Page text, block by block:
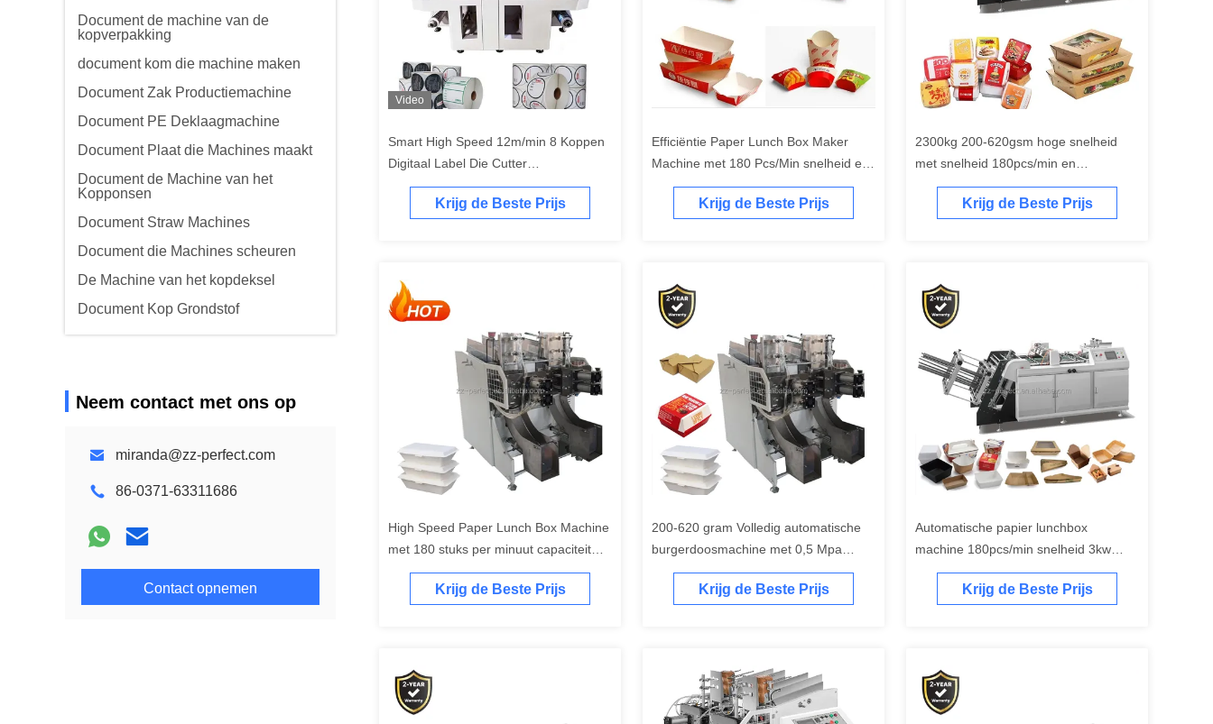
Document de machine van de
kopverpakking
document kom die machine maken
Document Zak Productiemachine
Document PE Deklaagmachine
Document Plaat die Machines maakt
Document de Machine van het
Kopponsen
Document Straw Machines
Document die Machines scheuren
De Machine van het kopdeksel
Document Kop Grondstof
Neem contact met ons op
miranda@zz-perfect.com
86-0371-63311686
Contact opnemen
Video
Smart High Speed 12m/min 8 Koppen
Digitaal Label Die Cutter
Multifunctionele Label Sticker Die
Cutting MachineKrijg de Beste Prijs
Efficiëntie Paper Lunch Box Maker
Machine met 180 Pcs/Min snelheid en
3KW stroombron
Krijg de Beste Prijs
2300kg 200-620gsm hoge snelheid
met snelheid 180pcs/min en
luchtbehoefte 0,5Mpa
Krijg de Beste Prijs
High Speed Paper Lunch Box Machine
met 180 stuks per minuut capaciteit
voor snelle productie
Krijg de Beste Prijs
200-620 gram Volledig automatische
burgerdoosmachine met 0,5 Mpa
luchtbehoefte 2300 kg Gewicht
Krijg de Beste Prijs
Automatische papier lunchbox
machine 180pcs/min snelheid 3kw
vermogen 2300kg gewicht
Krijg de Beste Prijs